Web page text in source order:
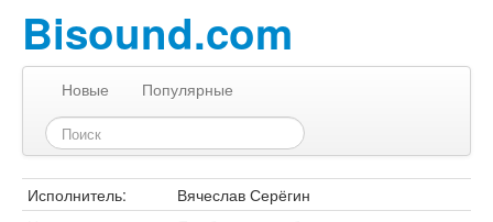
Bisound.com
Новые Популярные
Исполнитель:
Вячеслав Серёгин